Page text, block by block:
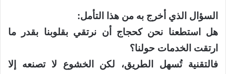
السؤال الذي أخرج به من هذا التأمل:
هل استطعنا نحن كحجاج أن نرتقي بقلوبنا بقدر ما
ارتقت الخدمات حولنا؟
فالتقنية تُسهل الطريق، لكن الخشوع لا تصنعه إلا